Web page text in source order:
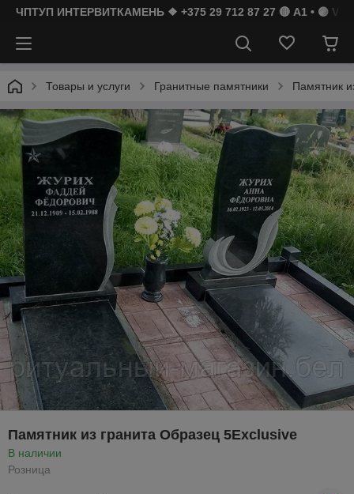
ЧПТУП ИНТЕРВИТКАМЕНЬ ❖ +375 29 712 87 27 🔴 A1 • 🟣
Товары и услуги Гранитные памятники Памятник
Памятник из гранита Образец 5Exclusive
В наличии
Розница